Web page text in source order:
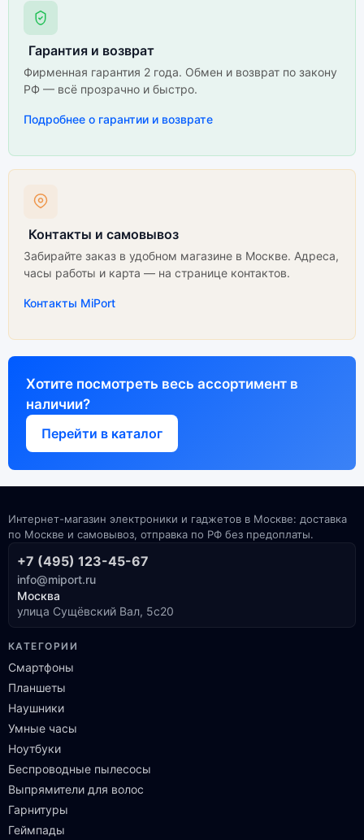
Гарантия и возврат
Фирменная гарантия 2 года. Обмен и возврат по закону
РФ — всё прозрачно и быстро.
Подробнее о гарантии и возврате
Контакты и самовывоз
Забирайте заказ в удобном магазине в Москве. Адреса,
часы работы и карта — на странице контактов.
Контакты MiPort
Хотите посмотреть весь ассортимент в
наличии?
Перейти в каталог
Интернет-магазин электроники и гаджетов в Москве: доставка
по Москве и самовывоз, отправка по РФ без предоплаты.
+7 (495) 123-45-67
info@miport.ru
Москва
улица Сущёвский Вал, 5с20
КАТЕГОРИИ
Смартфоны
Планшеты
Наушники
Умные часы
Ноутбуки
Беспроводные пылесосы
Выпрямители для волос
Гарнитуры
Геймпады